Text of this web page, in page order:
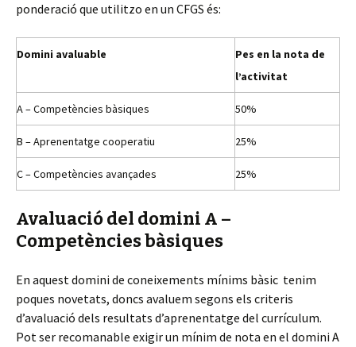
ponderació que utilitzo en un CFGS és:
Domini avaluable
Pes en la nota de
l’activitat
A – Competències bàsiques 50%
B – Aprenentatge cooperatiu 25%
C – Competències avançades 25%
Avaluació del domini A –
Competències bàsiques
En aquest domini de coneixements mínims bàsic tenim
poques novetats, doncs avaluem segons els criteris
d’avaluació dels resultats d’aprenentatge del currículum.
Pot ser recomanable exigir un mínim de nota en el domini A